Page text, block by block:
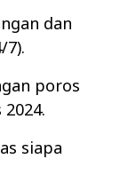
dan
7).
poros
siapa